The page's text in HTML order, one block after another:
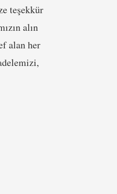
teşekkür
alın
alan her